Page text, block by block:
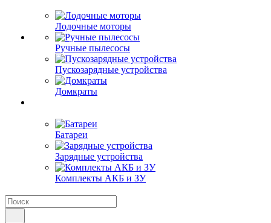
Лодочные моторы
Ручные пылесосы
Пускозарядные устройства
Домкраты
Батареи
Зарядные устройства
Комплекты АКБ и ЗУ